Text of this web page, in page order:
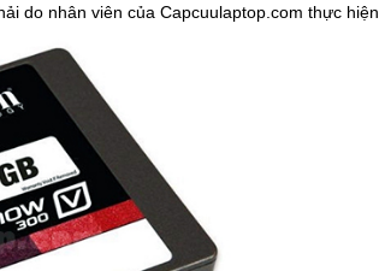
do nhân viên của Capcuulaptop.com thực hiện